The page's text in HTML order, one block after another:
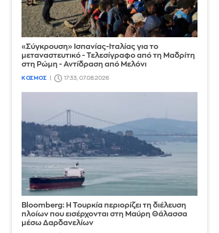
«Σύγκρουση» Ισπανίας-Ιταλίας για το
μεταναστευτικό - Τελεσίγραφο από τη Μαδρίτη
στη Ρώμη - Αντίδραση από Μελόνι
ΚΟΣΜΟΣ 17:33, 07.08.2026
Bloomberg: Η Τουρκία περιορίζει τη διέλευση
πλοίων που εισέρχονται στη Μαύρη Θάλασσα
μέσω Δαρδανελίων